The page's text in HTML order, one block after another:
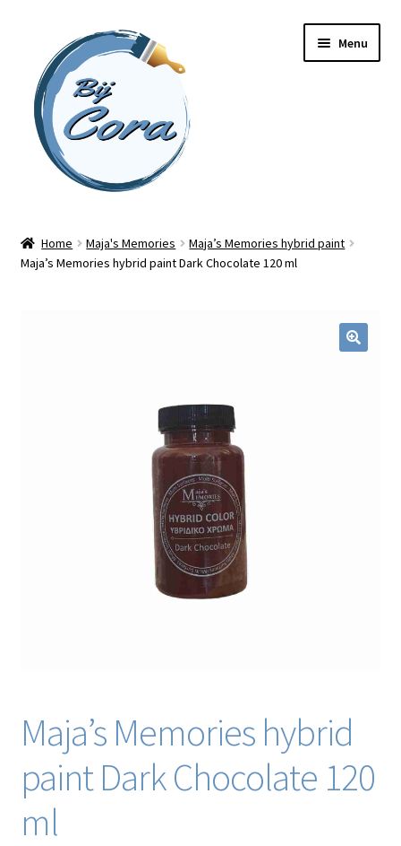
naar
navigatie
inhoud
Menu
Workshops
Home Maja's Memories
Maja’s Memories hybrid paint
Maja’s Memories hybrid paint Dark Chocolate 120 ml
Maja’s Memories hybrid
paint Dark Chocolate 120
ml